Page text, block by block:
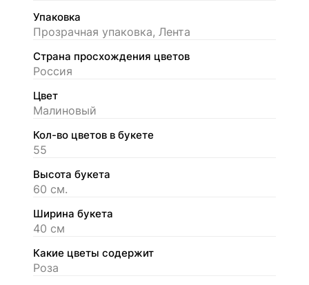
Упаковка
Прозрачная упаковка, Лента
Страна просхождения цветов
Россия
Цвет
Малиновый
Кол-во цветов в букете
55
Высота букета
60 см.
Ширина букета
40 см
Какие цветы содержит
Роза